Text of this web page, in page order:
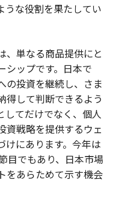
うな役割を果たしてい
、単なる商品提供にと
シップです。日本で
の投資を継続し、さま
得して判断できるよう
してだけでなく、個人
資戦略を提供するウェ
けにあります。今年は
目でもあり、日本市場
をあらためて示す機会